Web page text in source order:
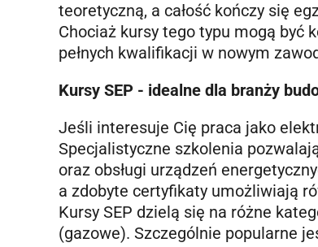
teoretyczną, a całość kończy się
Chociaż kursy tego typu mogą być
pełnych kwalifikacji w nowym
Kursy SEP - idealne dla branży
Jeśli interesuje Cię praca jako
Specjalistyczne szkolenia
oraz obsługi urządzeń
a zdobyte certyfikaty umożliwiają
Kursy SEP dzielą się na różne
(gazowe). Szczególnie popularne